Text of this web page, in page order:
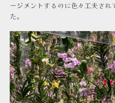
ージメントするのに色々工夫さ
た。